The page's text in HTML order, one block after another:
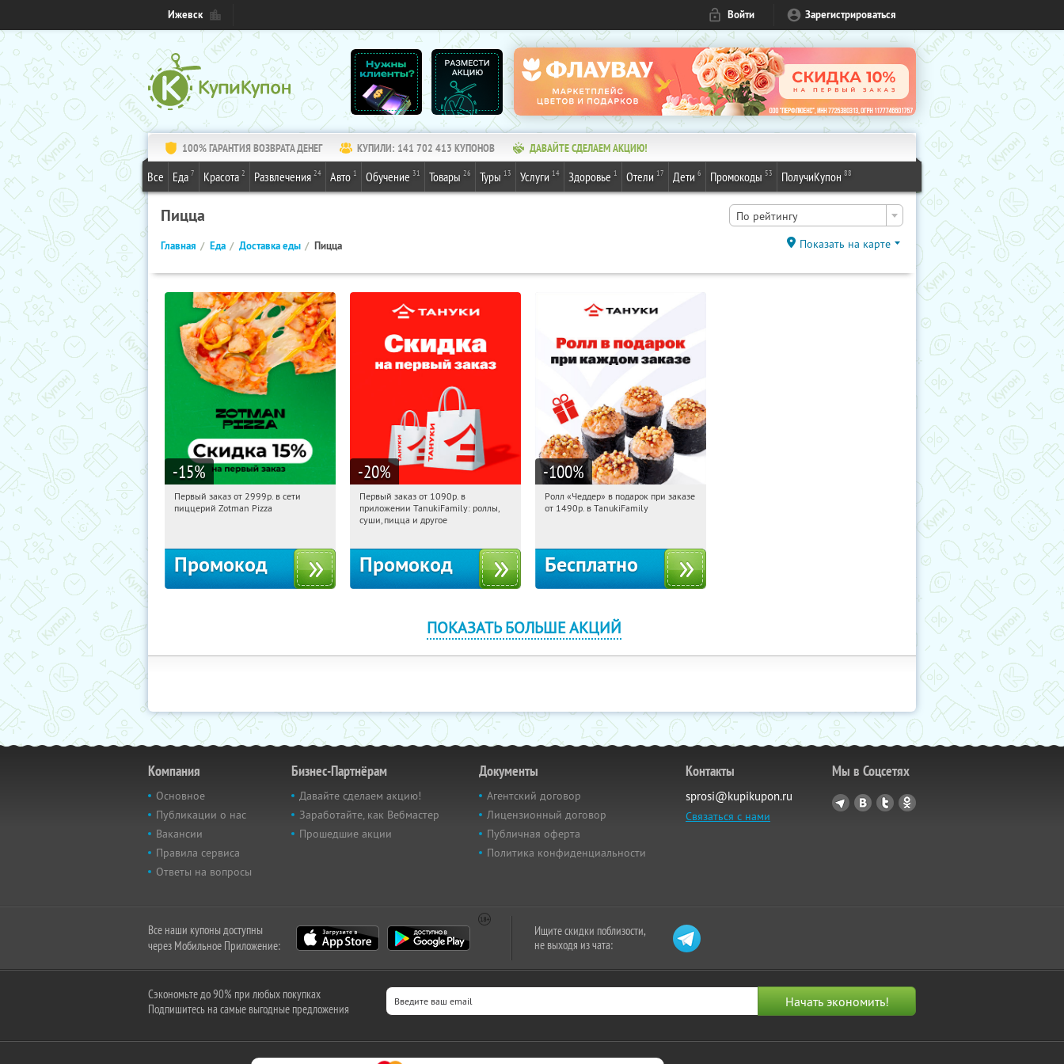
Ижевск Войти Зарегистрироваться
100% ГАРАНТИЯ ВОЗВРАТА ДЕНЕГ КУПИЛИ: 141 702 413 КУПОНОВ ДАВАЙТЕ СДЕЛАЕМ АКЦИЮ!
Все Еда 7 Красота 2 Развлечения 24 Авто 1 Обучение 31 Товары 26 Туры 13 Услуги 14 Здоровье 1 Отели 17 Дети 6 Промокоды 53 ПолучиКупон 88
Пицца По рейтингу
Главная Еда Доставка еды Пицца Показать на карте
-15%
07:38:18 Получили:
Первый заказ от 2999р. в сети
пиццерий Zotman Pizza
Промокод
-20%
07:38:18 Получили:
Россия
Первый заказ от 1090р. в
приложении TanukiFamily: роллы,
суши, пицца и другое
Промокод
-100%
07:38:18 Получили:108
Ролл «Чеддер» в подарок при заказе
от 1490р. в TanukiFamily
Бесплатно
ПОКАЗАТЬ БОЛЬШЕ АКЦИЙ
Компания
Основное
Публикации о нас
Вакансии
Правила сервиса
Ответы на вопросы
Бизнес-Партнёрам
Давайте сделаем акцию!
Заработайте, как Вебмастер
Прошедшие акции
Документы
Агентский договор
Лицензионный договор
Публичная оферта
Политика конфиденциальности
Контакты
sprosi@kupikupon.ru
Связаться с нами
Мы в Соцсетях
Все наши купоны доступны
через Мобильное Приложение:
Ищите скидки поблизости,
не выходя из чата:
Сэкономьте до 90% при любых покупках
Подпишитесь на самые выгодные предложения